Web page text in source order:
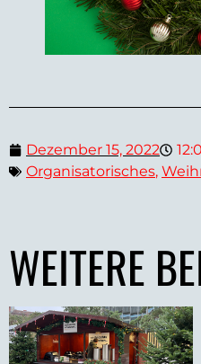
Dezember 15, 2022
Organisatorisches,
WEITERE